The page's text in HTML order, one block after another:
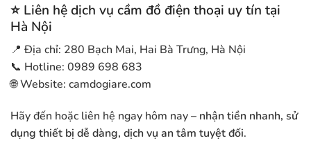
⭐ Liên hệ dịch vụ cầm đồ điện thoại uy tín tại
Hà Nội
📍 Địa chỉ: 280 Bạch Mai, Hai Bà Trưng, Hà Nội
📞 Hotline: 0989 698 683
🌐 Website: camdogiare.com
Hãy đến hoặc liên hệ ngay hôm nay – nhận tiền nhanh, sử
dụng thiết bị dễ dàng, dịch vụ an tâm tuyệt đối.